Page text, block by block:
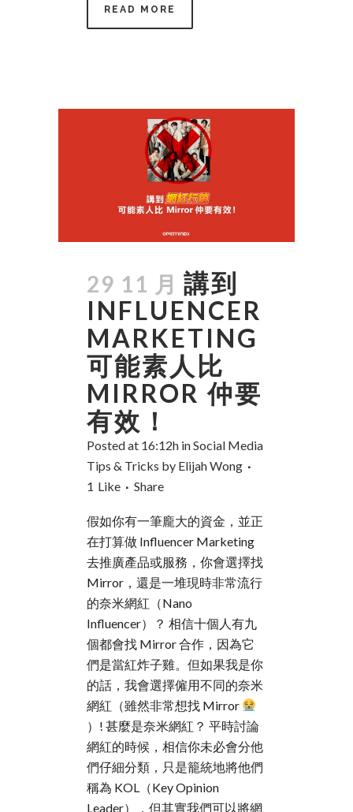
READ MORE
29 11 月 講到
INFLUENCER
MARKETING
可能素人比
MIRROR 仲要
有效！
Posted at 16:12h inSocial Media
Tips & Tricks by Elijah Wong
1 Like Share
假如你有一筆龐大的資金，並正
在打算做 Influencer Marketing
去推廣產品或服務，你會選擇找
Mirror，還是一堆現時非常流行
的奈米網紅（Nano
Influencer）？ 相信十個人有九
個都會找 Mirror 合作，因為它
們是當紅炸子雞。但如果我是你
的話，我會選擇僱用不同的奈米
網紅（雖然非常想找 Mirror
）! 甚麼是奈米網紅？ 平時討論
網紅的時候，相信你未必會分他
們仔細分類，只是籠統地將他們
稱為 KOL（Key Opinion
Leader），但其實我們可以將網